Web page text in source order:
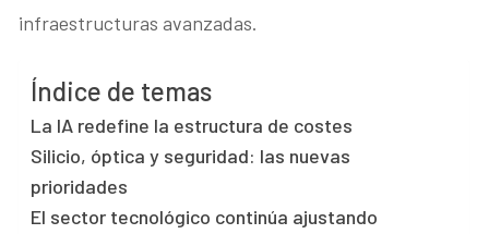
infraestructuras avanzadas.
Índice de temas
La IA redefine la estructura de costes
Silicio, óptica y seguridad: las nuevas
prioridades
El sector tecnológico continúa ajustando